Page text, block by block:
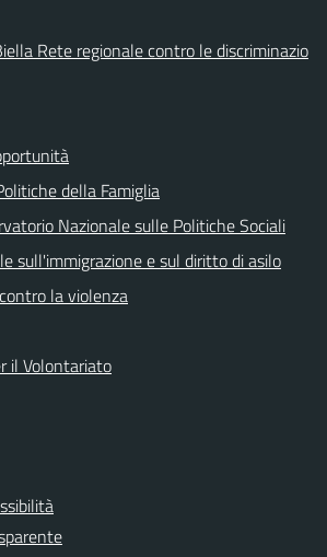
Rete regionale contro le discriminazio
della Famiglia
Nazionale sulle Politiche Sociali
sull'immigrazione e sul diritto di asilo
la violenza
il Volontariato